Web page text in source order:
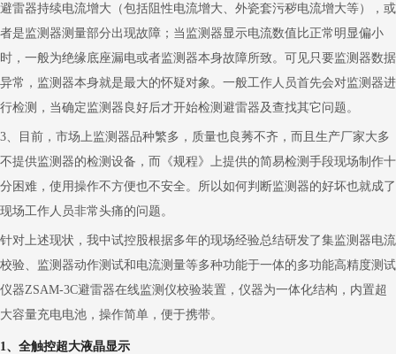
避雷器持续电流增大（包括阻性电流增大、外瓷套污秽电流增大等），或
者是监测器测量部分出现故障；当监测器显示电流数值比正常明显偏小
时，一般为绝缘底座漏电或者监测器本身故障所致。可见只要监测器数据
异常，监测器本身就是最大的怀疑对象。一般工作人员首先会对监测器进
行检测，当确定监测器良好后才开始检测避雷器及查找其它问题。
3 、目前，市场上监测器品种繁多，质量也良莠不齐，而且生产厂家大多
不提供监测器的检测设备，而《规程》上提供的简易检测手段现场制作十
分困难，使用操作不方便也不安全。所以如何判断监测器的好坏也就成了
现场工作人员非常头痛的问题。
针对上述现状，我中试控股根据多年的现场经验总结研发了集监测器电流
校验、监测器动作测试和电流测量等多种功能于一体的多功能高精度测试
仪器ZSAM-3C避雷器在线监测仪校验装置，仪器为一体化结构，内置超
大容量充电电池，操作简单，便于携带。
1、全触控超大液晶显示